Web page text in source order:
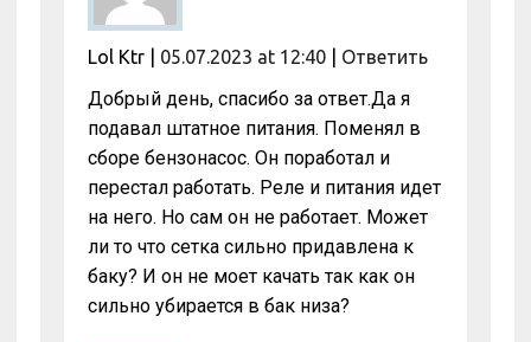
Lol Ktr| 05.07.2023 at 12:40| Ответить
Добрый день, спасибо за ответ.Да я
подавал штатное питания. Поменял в
сборе бензонасос. Он поработал и
перестал работать. Реле и питания идет
на него. Но сам он не работает. Может
ли то что сетка сильно придавлена к
баку? И он не моет качать так как он
сильно убирается в бак низа?